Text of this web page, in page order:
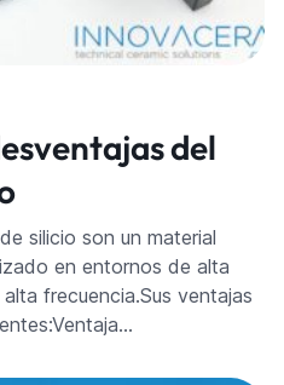
del
silicio son un material
en entornos de alta
frecuencia.Sus ventajas